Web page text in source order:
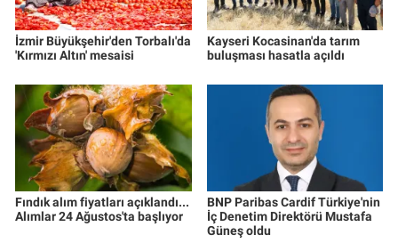
İzmir Büyükşehir'den Torbalı'da
'Kırmızı Altın' mesaisi
Kayseri Kocasinan'da tarım
buluşması hasatla açıldı
Fındık alım fiyatları açıklandı...
Alımlar 24 Ağustos'ta başlıyor
BNP Paribas Cardif Türkiye'nin
İç Denetim Direktörü Mustafa
Güneş oldu